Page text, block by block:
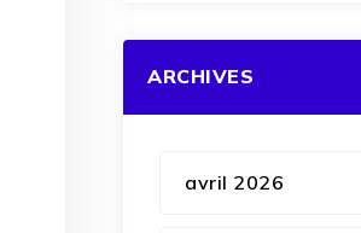
ARCHIVES
avril 2026